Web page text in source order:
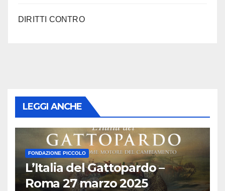
DIRITTI CONTRO
LEGGI ANCHE
FONDAZIONE PICCOLO
L’Italia del Gattopardo –
Roma 27 marzo 2025